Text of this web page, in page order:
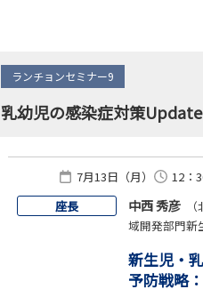
ランチョンセミナー9
乳幼児の感染症対策Update
7月13日（月） 12：
座長
中西 秀彦
域開発部門新
新生児・
予防戦略：